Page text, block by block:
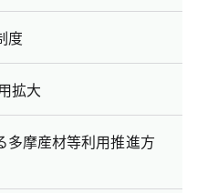
度
拡大
多摩産材等利用推進方